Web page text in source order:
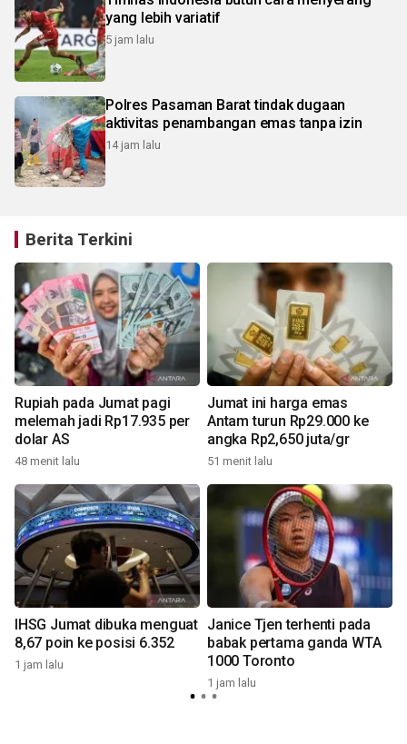
yang lebih variatif
5 jam lalu
Polres Pasaman Barat tindak dugaan
aktivitas penambangan emas tanpa izin
14 jam lalu
Berita Terkini
Rupiah pada Jumat pagi
melemah jadi Rp17.935 per
dolar AS
48 menit lalu
Jumat ini harga emas
Antam turun Rp29.000 ke
angka Rp2,650 juta/gr
51 menit lalu
IHSG Jumat dibuka menguat
8,67 poin ke posisi 6.352
1 jam lalu
Janice Tjen terhenti pada
babak pertama ganda WTA
1000 Toronto
1 jam lalu